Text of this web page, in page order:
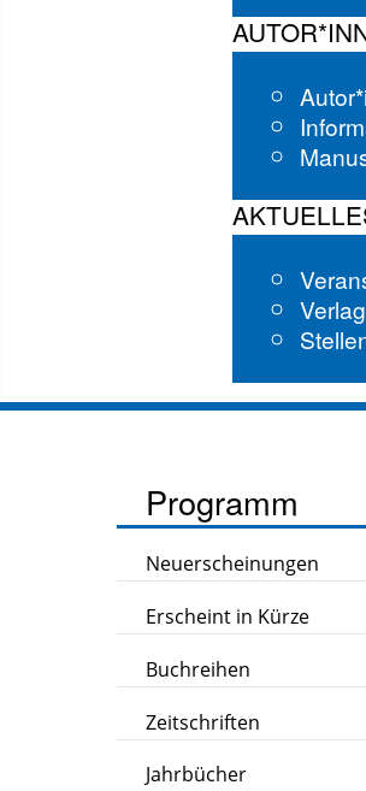
Programm
Neuerscheinungen
Erscheint in Kürze
Buchreihen
Zeitschriften
Jahrbücher